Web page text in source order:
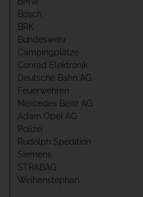
Bosch
BRK
Bundeswehr
Campingplätze
Conrad Elektronik
Deutsche Bahn AG
Feuerwehren
Mercedes Benz AG
Adam Opel AG
Polizei
Rudolph Spedition
Siemens
STRABAG
Weihenstephan